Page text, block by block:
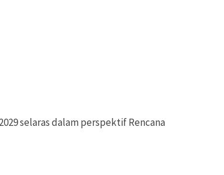
selaras dalam perspektif Rencana